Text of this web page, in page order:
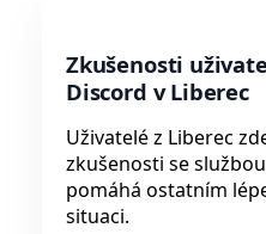
Zkušenosti
Discord v Liberec
Uživatelé z Liberec
zkušenosti se
pomáhá ostatním
situaci.